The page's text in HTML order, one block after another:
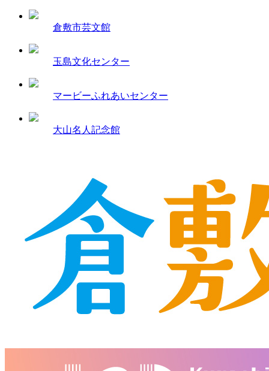
倉敷市芸文館
玉島文化センター
マービーふれあいセンター
大山名人記念館